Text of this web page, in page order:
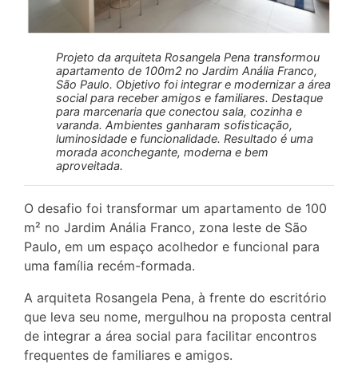
Projeto da arquiteta Rosangela Pena transformou
apartamento de 100m2 no Jardim Anália Franco,
São Paulo. Objetivo foi integrar e modernizar a área
social para receber amigos e familiares. Destaque
para marcenaria que conectou sala, cozinha e
varanda. Ambientes ganharam sofisticação,
luminosidade e funcionalidade. Resultado é uma
morada aconchegante, moderna e bem
aproveitada.
O desafio foi transformar um apartamento de 100
m² no Jardim Anália Franco, zona leste de São
Paulo, em um espaço acolhedor e funcional para
uma família recém-formada.
A arquiteta Rosangela Pena, à frente do escritório
que leva seu nome, mergulhou na proposta central
de integrar a área social para facilitar encontros
frequentes de familiares e amigos.